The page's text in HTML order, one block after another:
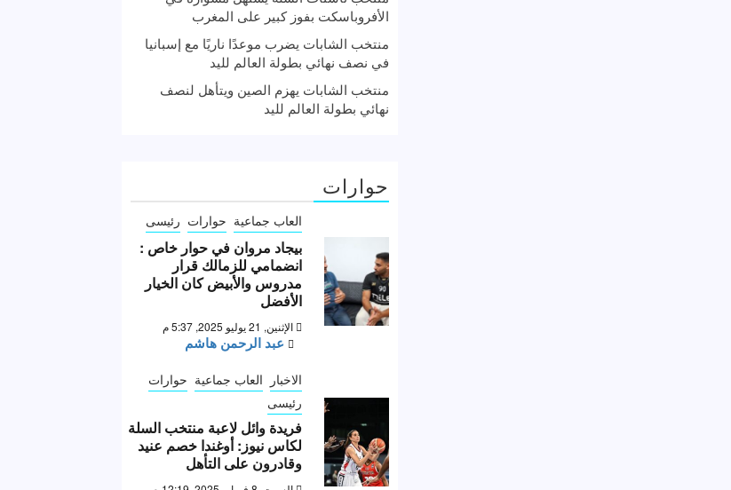
الأفروباسكت بفوز كبير على المغرب
منتخب الشابات يضرب موعدًا ناريًا مع إسبانيا
في نصف نهائي بطولة العالم لليد
منتخب الشابات يهزم الصين ويتأهل لنصف
نهائي بطولة العالم لليد
حوارات
العاب جماعية حوارات رئيسى
بيجاد مروان في حوار خاص :
انضمامي للزمالك قرار
مدروس والأبيض كان الخيار
الأفضل
الإثنين, 21 يوليو 2025, 5:37 م
عبد الرحمن هاشم
الاخبار العاب جماعية حوارات
رئيسى
فريدة وائل لاعبة منتخب السلة
لكاس نيوز: أوغندا خصم عنيد
وقادرون على التأهل